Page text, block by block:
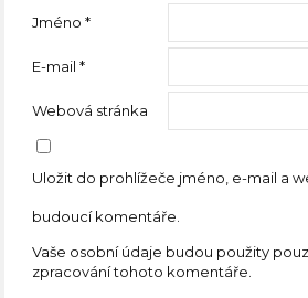
Jméno*
E-mail*
Webová stránka
Uložit do prohlížeče jméno, e-mail a
budoucí komentáře.
Vaše osobní údaje budou použity
zpracování tohoto komentáře.